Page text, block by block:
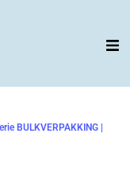
BULKVERPAKKING |